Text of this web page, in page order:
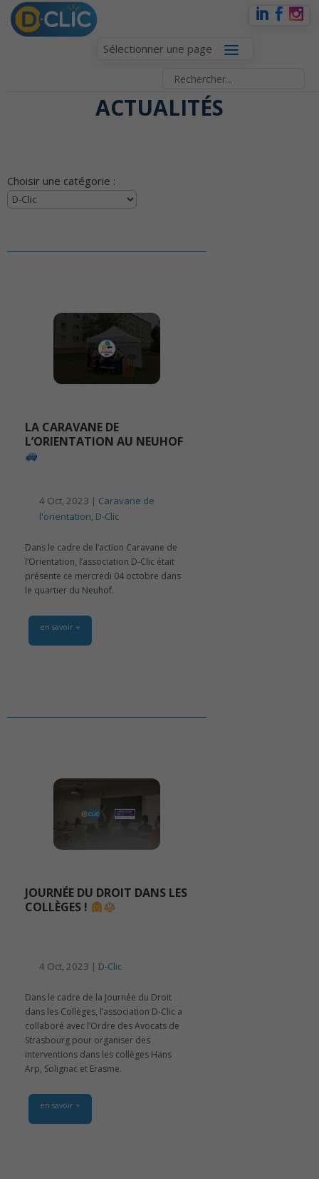
Sélectionner une page
ACTUALITÉS
Choisir une catégorie :
LA CARAVANE DE
L’ORIENTATION AU NEUHOF
4 Oct, 2023 | Caravane de
l'orientation, D-Clic
Dans le cadre de l’action Caravane de
l’Orientation, l’association D-Clic était
présente ce mercredi 04 octobre dans
le quartier du Neuhof.
en savoir +
JOURNÉE DU DROIT DANS LES
COLLÈGES !
4 Oct, 2023 | D-Clic
Dans le cadre de la Journée du Droit
dans les Collèges, l’association D-Clic a
collaboré avec l’Ordre des Avocats de
Strasbourg pour organiser des
interventions dans les collèges Hans
Arp, Solignac et Erasme.
en savoir +